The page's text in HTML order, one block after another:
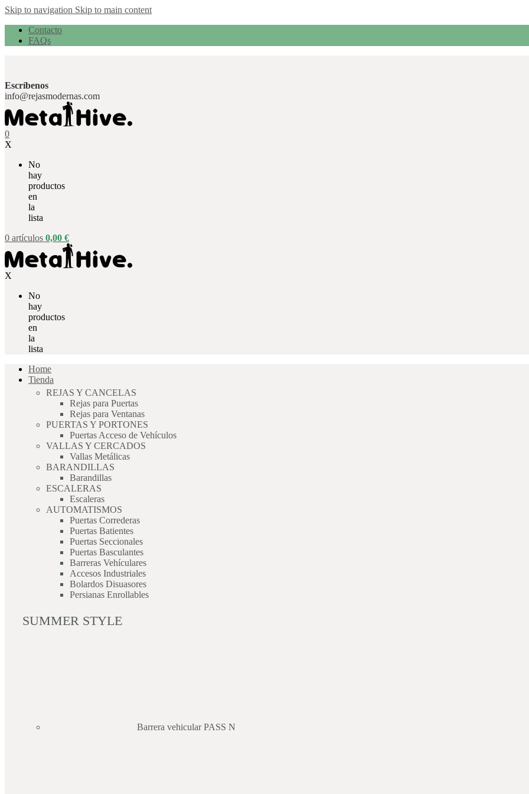
Skip to navigation Skip to main content
Contacto
FAQs
Escríbenos
info@rejasmodernas.com
0
X
No
hay
productos
en
la
lista
0 artículos 0,00 €
X
No
hay
productos
en
la
lista
Home
Tienda
REJAS Y CANCELAS
Rejas para Puertas
Rejas para Ventanas
PUERTAS Y PORTONES
Puertas Acceso de Vehículos
VALLAS Y CERCADOS
Vallas Metálicas
BARANDILLAS
Barandillas
ESCALERAS
Escaleras
AUTOMATISMOS
Puertas Correderas
Puertas Batientes
Puertas Seccionales
Puertas Basculantes
Barreras Vehículares
Accesos Industriales
Bolardos Disuasores
Persianas Enrollables
SUMMER STYLE
Barrera vehicular PASS N